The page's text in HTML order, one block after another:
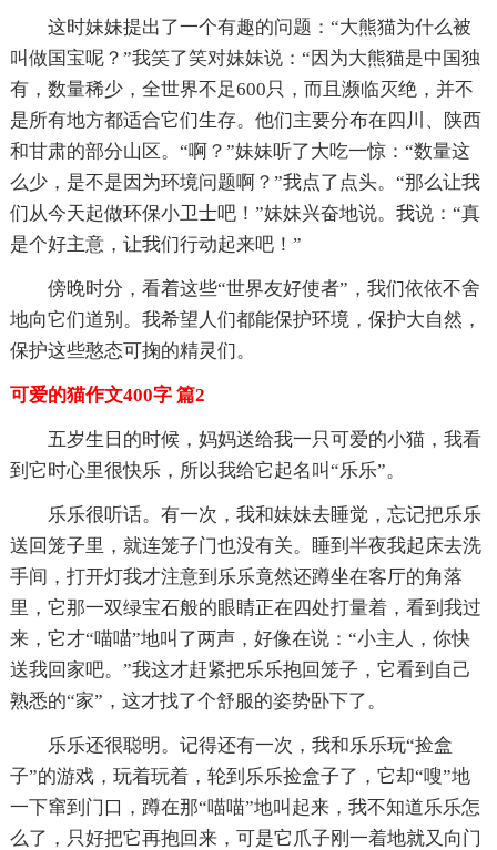
这时妹妹提出了一个有趣的问题：“大熊猫为什么被
叫做国宝呢？”我笑了笑对妹妹说：“因为大熊猫是中国独
有，数量稀少，全世界不足600只，而且濒临灭绝，并不
是所有地方都适合它们生存。他们主要分布在四川、陕西
和甘肃的部分山区。“啊？”妹妹听了大吃一惊：“数量这
么少，是不是因为环境问题啊？”我点了点头。“那么让我
们从今天起做环保小卫士吧！”妹妹兴奋地说。我说：“真
是个好主意，让我们行动起来吧！”
傍晚时分，看着这些“世界友好使者”，我们依依不舍
地向它们道别。我希望人们都能保护环境，保护大自然，
保护这些憨态可掬的精灵们。
可爱的猫作文400字 篇2
五岁生日的时候，妈妈送给我一只可爱的小猫，我看
到它时心里很快乐，所以我给它起名叫“乐乐”。
乐乐很听话。有一次，我和妹妹去睡觉，忘记把乐乐
送回笼子里，就连笼子门也没有关。睡到半夜我起床去洗
手间，打开灯我才注意到乐乐竟然还蹲坐在客厅的角落
里，它那一双绿宝石般的眼睛正在四处打量着，看到我过
来，它才“喵喵”地叫了两声，好像在说：“小主人，你快
送我回家吧。”我这才赶紧把乐乐抱回笼子，它看到自己
熟悉的“家”，这才找了个舒服的姿势卧下了。
乐乐还很聪明。记得还有一次，我和乐乐玩“捡盒
子”的游戏，玩着玩着，轮到乐乐捡盒子了，它却“嗖”地
一下窜到门口，蹲在那“喵喵”地叫起来，我不知道乐乐怎
么了，只好把它再抱回来，可是它爪子刚一着地就又向门